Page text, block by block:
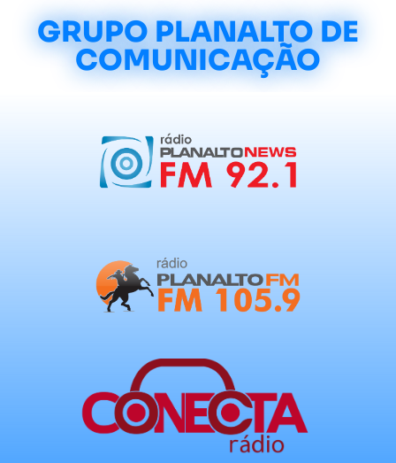
GRUPO PLANALTO DE
COMUNICAÇÃO